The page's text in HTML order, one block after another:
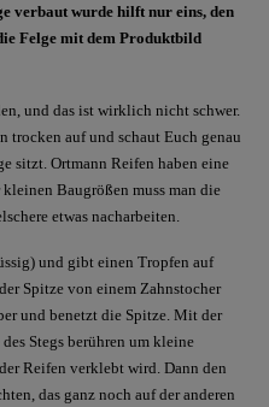
verbaut wurde hilft nur eins, den
Felge mit dem Produktbild
und das ist wirklich nicht schwer.
auf und schaut Euch genau
sitzt. Ortmann Reifen haben eine
Baugrößen muss man die
etwas nacharbeiten.
und gibt einen Tropfen auf
Spitze von einem Zahnstocher
und benetzt die Spitze. Mit der
Stegs berühren um kleine
Reifen verklebt wird. Dann den
das ganz noch auf der anderen